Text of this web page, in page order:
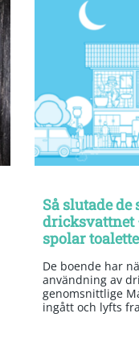
Så slutade de
dricksvattnet
spolar
De boende har
användning av
genomsnittlige
ingått och lyfts